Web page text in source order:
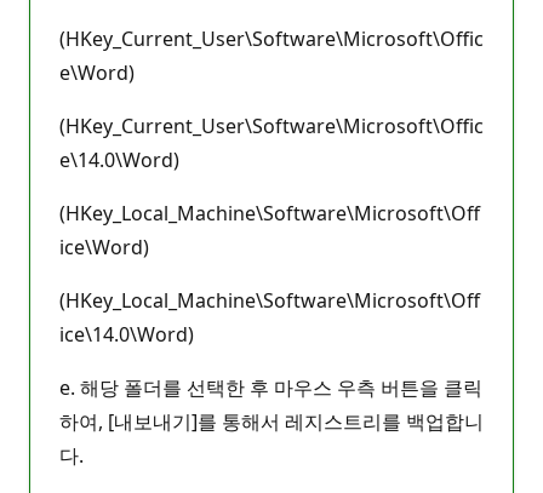
(HKey_Current_User\Software\Microsoft\Offic
e\Word)
(HKey_Current_User\Software\Microsoft\Offic
e\14.0\Word)
(HKey_Local_Machine\Software\Microsoft\Off
ice\Word)
(HKey_Local_Machine\Software\Microsoft\Off
ice\14.0\Word)
e. 해당 폴더를 선택한 후 마우스 우측 버튼을 클릭
하여, [내보내기]를 통해서 레지스트리를 백업합니
다.